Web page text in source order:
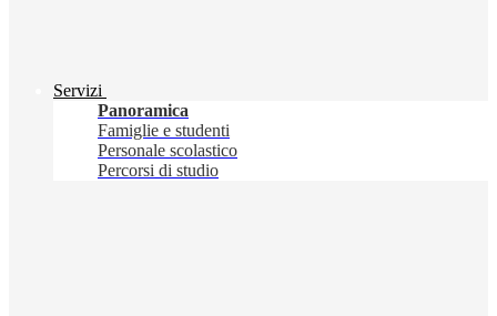
Servizi
Panoramica
Famiglie e studenti
Personale scolastico
Percorsi di studio